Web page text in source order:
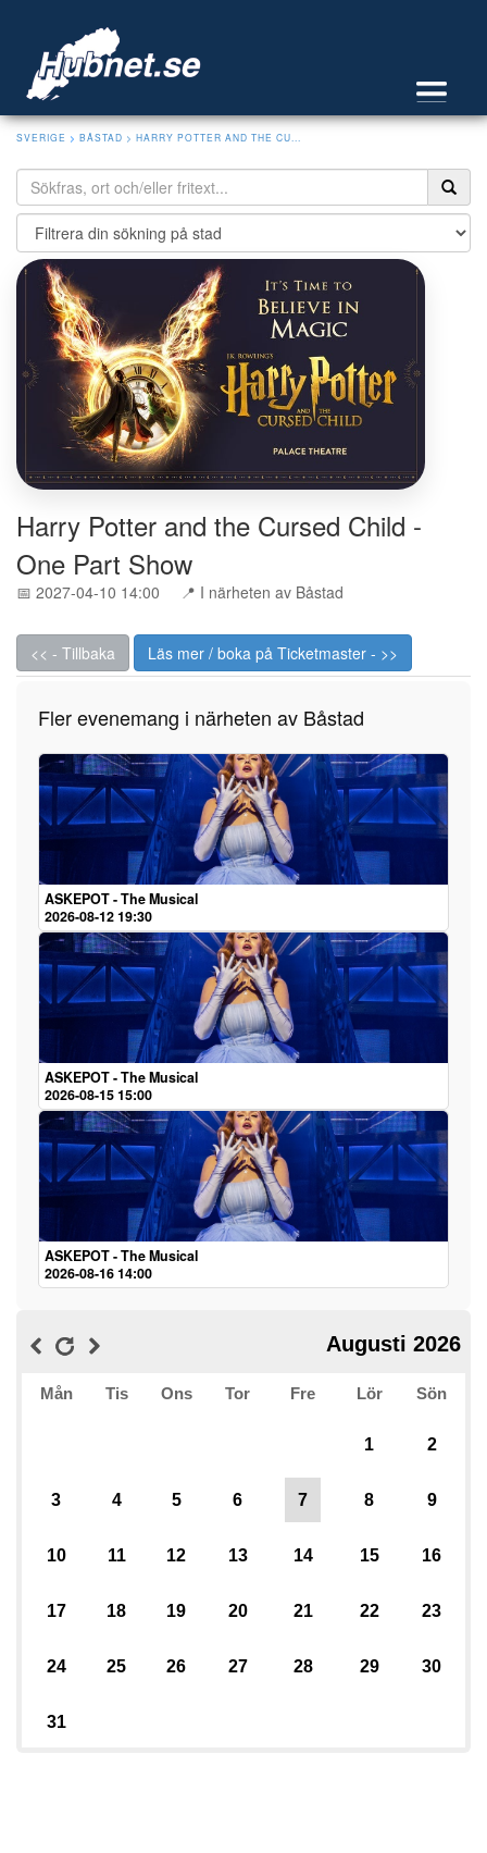
SVERIGE > BÅSTAD > HARRY POTTER AND THE CU...
Harry Potter and the Cursed Child -
One Part Show
📅 2027-04-10 14:00 📍 I närheten av Båstad
<< - Tillbaka Läs mer / boka på Ticketmaster - >>
Fler evenemang i närheten av Båstad
ASKEPOT - The Musical
2026-08-12 19:30
ASKEPOT - The Musical
2026-08-15 15:00
ASKEPOT - The Musical
2026-08-16 14:00
Augusti 2026
Mån Tis Ons Tor Fre Lör Sön
1 2
3 4 5 6 7 8 9
10 11 12 13 14 15 16
17 18 19 20 21 22 23
24 25 26 27 28 29 30
31